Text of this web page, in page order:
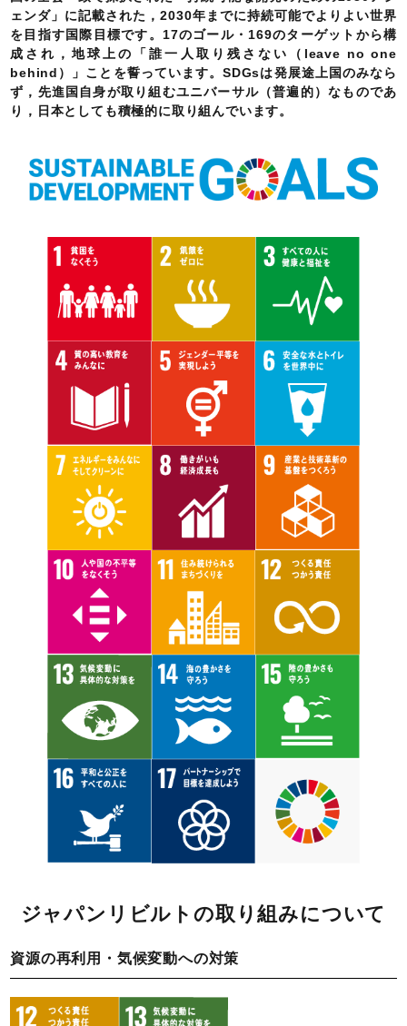
ェンダ」に記載された，2030年までに持続可能でよりよい世界
を目指す国際目標です。17のゴール・169のターゲットから構
成され，地球上の「誰一人取り残さない（leave no one
behind）」ことを誓っています。SDGsは発展途上国のみなら
ず，先進国自身が取り組むユニバーサル（普遍的）なものであ
り，日本としても積極的に取り組んでいます。
ジャパンリビルトの取り組みについて
資源の再利用・気候変動への対策